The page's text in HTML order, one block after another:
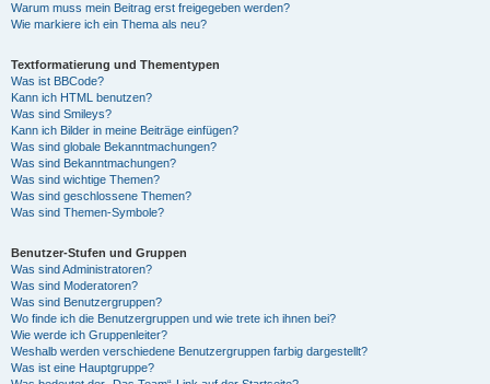
Warum muss mein Beitrag erst freigegeben werden?
Wie markiere ich ein Thema als neu?
Textformatierung und Thementypen
Was ist BBCode?
Kann ich HTML benutzen?
Was sind Smileys?
Kann ich Bilder in meine Beiträge einfügen?
Was sind globale Bekanntmachungen?
Was sind Bekanntmachungen?
Was sind wichtige Themen?
Was sind geschlossene Themen?
Was sind Themen-Symbole?
Benutzer-Stufen und Gruppen
Was sind Administratoren?
Was sind Moderatoren?
Was sind Benutzergruppen?
Wo finde ich die Benutzergruppen und wie trete ich ihnen bei?
Wie werde ich Gruppenleiter?
Weshalb werden verschiedene Benutzergruppen farbig dargestellt?
Was ist eine Hauptgruppe?